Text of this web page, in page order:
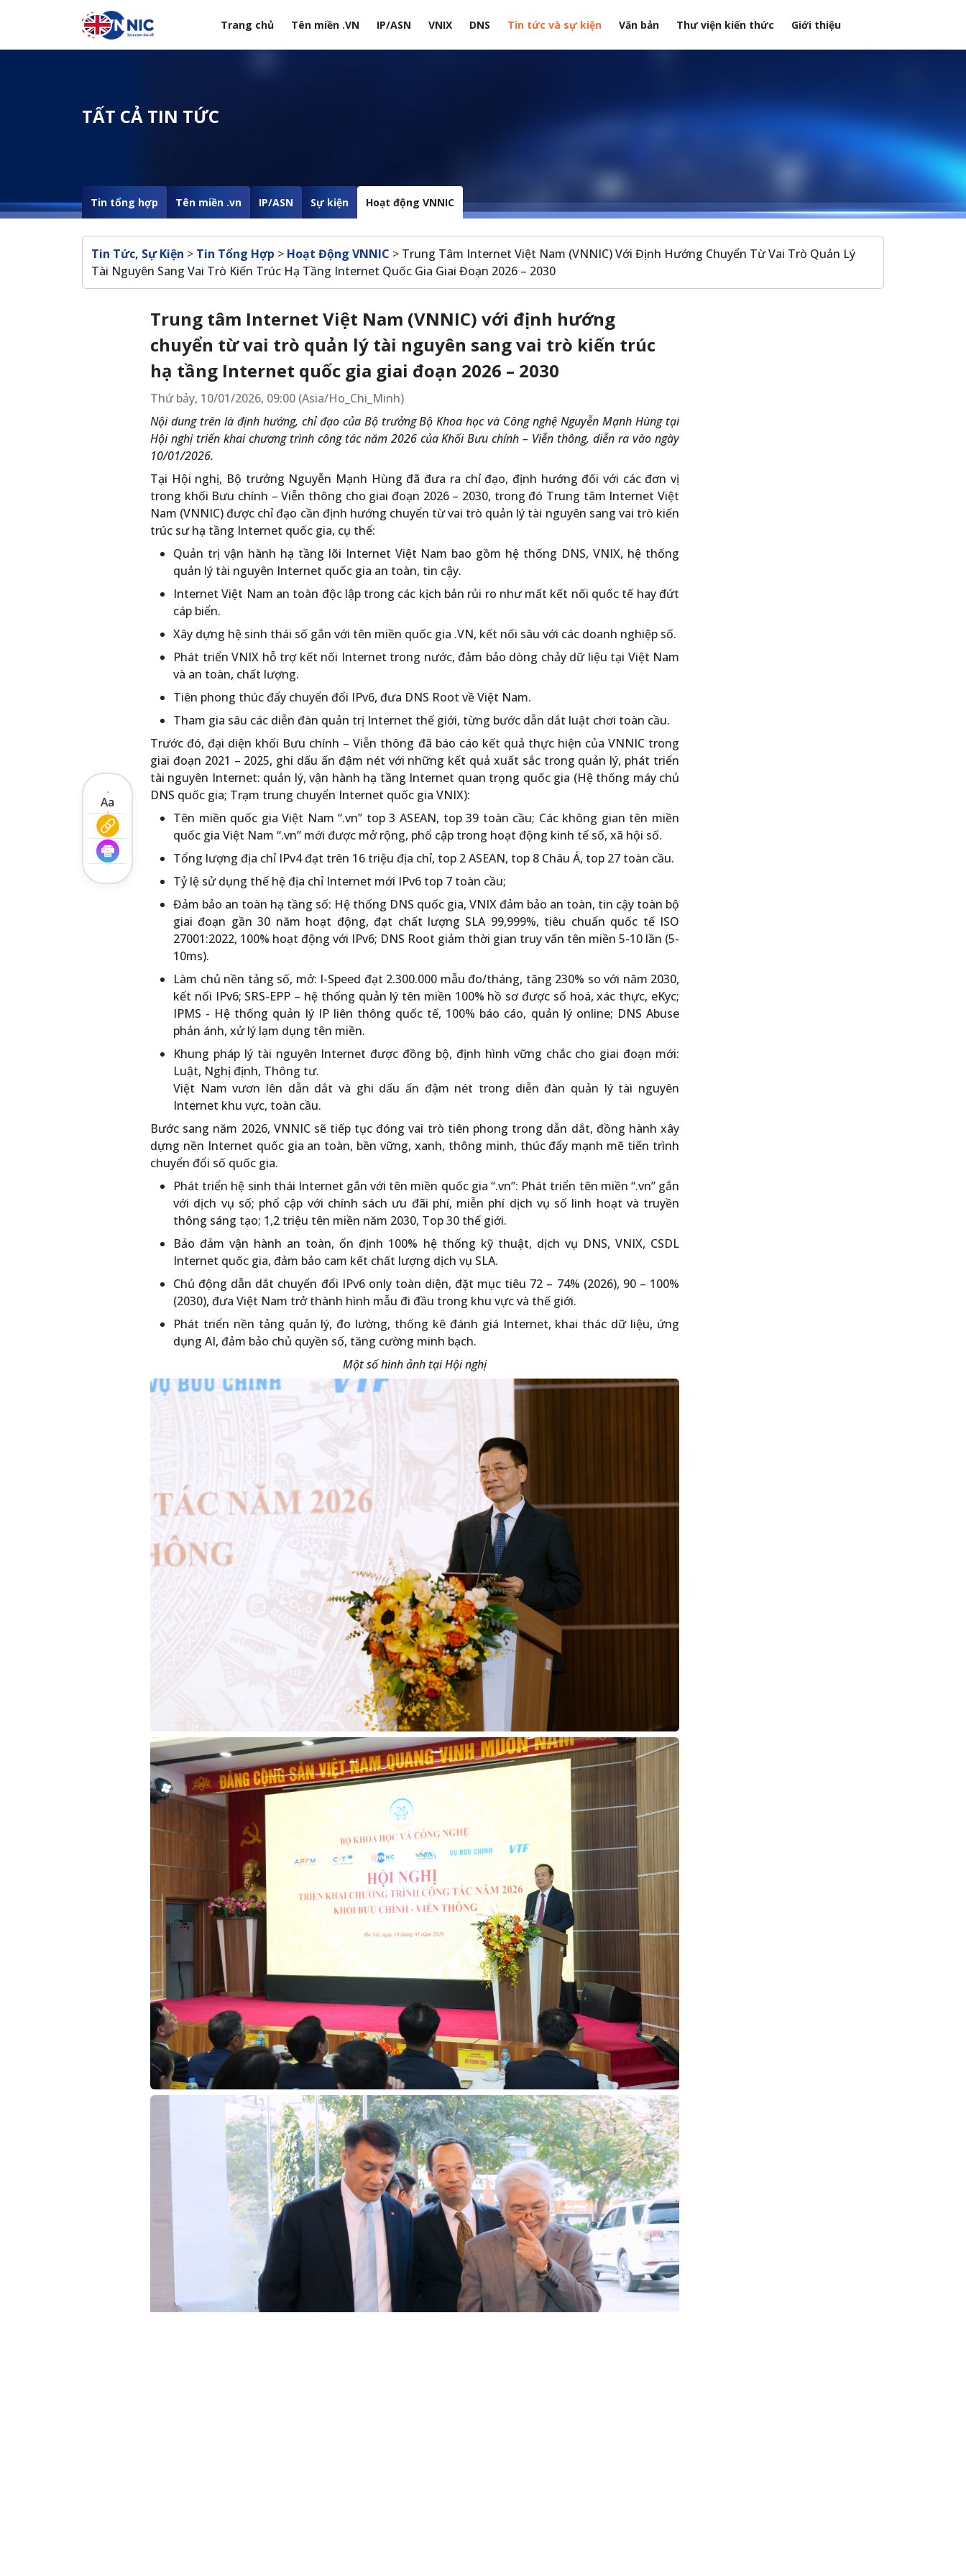
Nhảy đến nội dung
Trang chủ Tên miền .VN IP/ASN VNIX DNS Tin tức và sự kiện Văn bản Thư viện kiến thức Giới thiệu
Menuheader của website
TẤT CẢ TIN TỨC
Tin tổng hợp Tên miền .vn IP/ASN Sự kiện Hoạt động VNNIC
Breadcrumb
Tin Tức, Sự Kiện > Tin Tổng Hợp > Hoạt Động VNNIC > Trung Tâm Internet Việt Nam (VNNIC) Với Định Hướng Chuyển Từ Vai Trò Quản Lý
Tài Nguyên Sang Vai Trò Kiến Trúc Hạ Tầng Internet Quốc Gia Giai Đoạn 2026 – 2030
Aa
Trung tâm Internet Việt Nam (VNNIC) với định hướng
chuyển từ vai trò quản lý tài nguyên sang vai trò kiến trúc
hạ tầng Internet quốc gia giai đoạn 2026 – 2030
Thứ bảy, 10/01/2026, 09:00 (Asia/Ho_Chi_Minh)
Nội dung trên là định hướng, chỉ đạo của Bộ trưởng Bộ Khoa học và Công nghệ Nguyễn Mạnh Hùng tại
Hội nghị triển khai chương trình công tác năm 2026 của Khối Bưu chính – Viễn thông, diễn ra vào ngày
10/01/2026.
Tại Hội nghị, Bộ trưởng Nguyễn Mạnh Hùng đã đưa ra chỉ đạo, định hướng đối với các đơn vị
trong khối Bưu chính – Viễn thông cho giai đoạn 2026 – 2030, trong đó Trung tâm Internet Việt
Nam (VNNIC) được chỉ đạo cần định hướng chuyển từ vai trò quản lý tài nguyên sang vai trò kiến
trúc sư hạ tầng Internet quốc gia, cụ thể:
Quản trị vận hành hạ tầng lõi Internet Việt Nam bao gồm hệ thống DNS, VNIX, hệ thống
quản lý tài nguyên Internet quốc gia an toàn, tin cậy.
Internet Việt Nam an toàn độc lập trong các kịch bản rủi ro như mất kết nối quốc tế hay đứt
cáp biển.
Xây dựng hệ sinh thái số gắn với tên miền quốc gia .VN, kết nối sâu với các doanh nghiệp số.
Phát triển VNIX hỗ trợ kết nối Internet trong nước, đảm bảo dòng chảy dữ liệu tại Việt Nam
và an toàn, chất lượng.
Tiên phong thúc đẩy chuyển đổi IPv6, đưa DNS Root về Việt Nam.
Tham gia sâu các diễn đàn quản trị Internet thế giới, từng bước dẫn dắt luật chơi toàn cầu.
Trước đó, đại diện khối Bưu chính – Viễn thông đã báo cáo kết quả thực hiện của VNNIC trong
giai đoạn 2021 – 2025, ghi dấu ấn đậm nét với những kết quả xuất sắc trong quản lý, phát triển
tài nguyên Internet: quản lý, vận hành hạ tầng Internet quan trọng quốc gia (Hệ thống máy chủ
DNS quốc gia; Trạm trung chuyển Internet quốc gia VNIX):
Tên miền quốc gia Việt Nam “.vn” top 3 ASEAN, top 39 toàn cầu; Các không gian tên miền
quốc gia Việt Nam “.vn” mới được mở rộng, phổ cập trong hoạt động kinh tế số, xã hội số.
Tổng lượng địa chỉ IPv4 đạt trên 16 triệu địa chỉ, top 2 ASEAN, top 8 Châu Á, top 27 toàn cầu.
Tỷ lệ sử dụng thế hệ địa chỉ Internet mới IPv6 top 7 toàn cầu;
Đảm bảo an toàn hạ tầng số: Hệ thống DNS quốc gia, VNIX đảm bảo an toàn, tin cậy toàn bộ
giai đoạn gần 30 năm hoạt động, đạt chất lượng SLA 99,999%, tiêu chuẩn quốc tế ISO
27001:2022, 100% hoạt động với IPv6; DNS Root giảm thời gian truy vấn tên miền 5-10 lần (5-
10ms).
Làm chủ nền tảng số, mở: I-Speed đạt 2.300.000 mẫu đo/tháng, tăng 230% so với năm 2030,
kết nối IPv6; SRS-EPP – hệ thống quản lý tên miền 100% hồ sơ được số hoá, xác thực, eKyc;
IPMS - Hệ thống quản lý IP liên thông quốc tế, 100% báo cáo, quản lý online; DNS Abuse
phản ánh, xử lý lạm dụng tên miền.
Khung pháp lý tài nguyên Internet được đồng bộ, định hình vững chắc cho giai đoạn mới:
Luật, Nghị định, Thông tư.
Việt Nam vươn lên dẫn dắt và ghi dấu ấn đậm nét trong diễn đàn quản lý tài nguyên
Internet khu vực, toàn cầu.
Bước sang năm 2026, VNNIC sẽ tiếp tục đóng vai trò tiên phong trong dẫn dắt, đồng hành xây
dựng nền Internet quốc gia an toàn, bền vững, xanh, thông minh, thúc đẩy mạnh mẽ tiến trình
chuyển đổi số quốc gia.
Phát triển hệ sinh thái Internet gắn với tên miền quốc gia “.vn”: Phát triển tên miền “.vn” gắn
với dịch vụ số; phổ cập với chính sách ưu đãi phí, miễn phí dịch vụ số linh hoạt và truyền
thông sáng tạo; 1,2 triệu tên miền năm 2030, Top 30 thế giới.
Bảo đảm vận hành an toàn, ổn định 100% hệ thống kỹ thuật, dịch vụ DNS, VNIX, CSDL
Internet quốc gia, đảm bảo cam kết chất lượng dịch vụ SLA.
Chủ động dẫn dắt chuyển đổi IPv6 only toàn diện, đặt mục tiêu 72 – 74% (2026), 90 – 100%
(2030), đưa Việt Nam trở thành hình mẫu đi đầu trong khu vực và thế giới.
Phát triển nền tảng quản lý, đo lường, thống kê đánh giá Internet, khai thác dữ liệu, ứng
dụng AI, đảm bảo chủ quyền số, tăng cường minh bạch.
Một số hình ảnh tại Hội nghị